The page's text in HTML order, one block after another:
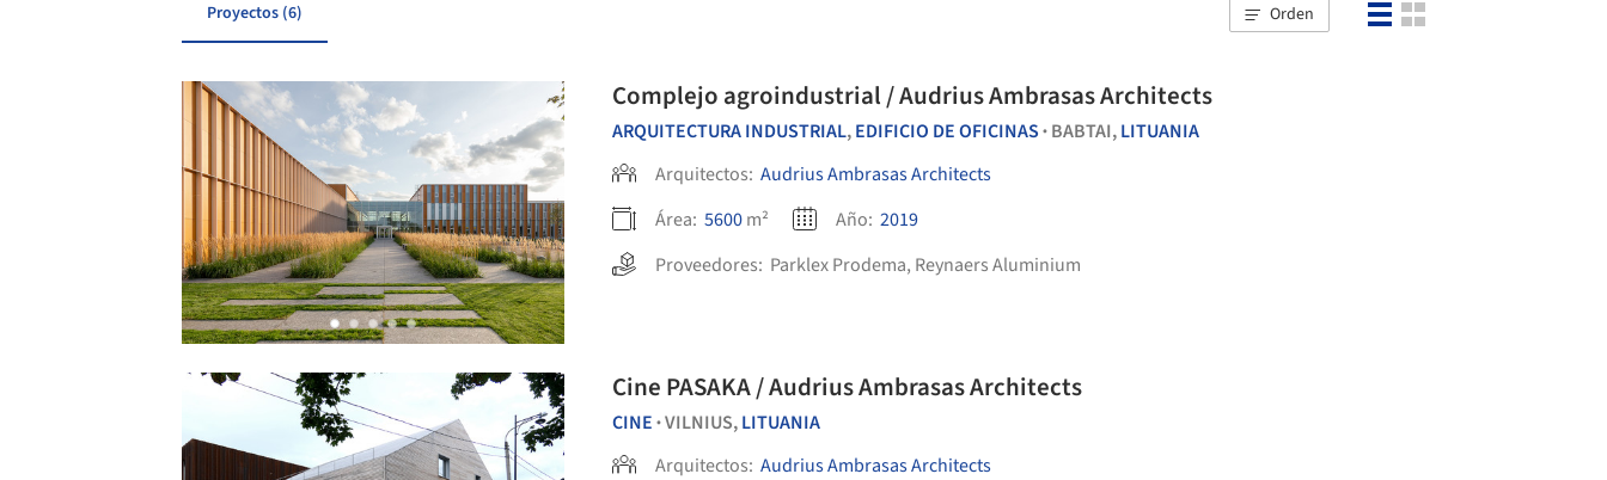
Proyectos (6) Orden
Complejo agroindustrial / Audrius Ambrasas Architects
ARQUITECTURA INDUSTRIAL,EDIFICIO DE OFICINAS • BABTAI,LITUANIA
Arquitectos: Audrius Ambrasas Architects
Área: 5600m² Año: 2019
Proveedores: Parklex Prodema, Reynaers Aluminium
Cine PASAKA / Audrius Ambrasas Architects
CINE •VILNIUS,LITUANIA
Arquitectos: Audrius Ambrasas Architects